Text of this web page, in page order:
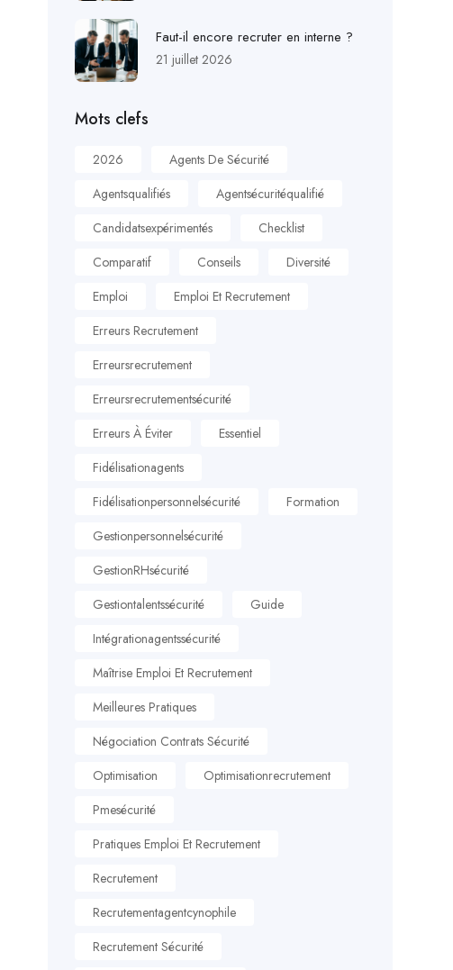
Faut-il encore recruter en interne ?
21 juillet 2026
Mots clefs
2026
Agents De Sécurité
Agentsqualifiés
Agentsécuritéqualifié
Candidatsexpérimentés
Checklist
Comparatif
Conseils
Diversité
Emploi
Emploi Et Recrutement
Erreurs Recrutement
Erreursrecrutement
Erreursrecrutementsécurité
Erreurs À Éviter
Essentiel
Fidélisationagents
Fidélisationpersonnelsécurité
Formation
Gestionpersonnelsécurité
GestionRHsécurité
Gestiontalentssécurité
Guide
Intégrationagentssécurité
Maîtrise Emploi Et Recrutement
Meilleures Pratiques
Négociation Contrats Sécurité
Optimisation
Optimisationrecrutement
Pmesécurité
Pratiques Emploi Et Recrutement
Recrutement
Recrutementagentcynophile
Recrutement Sécurité